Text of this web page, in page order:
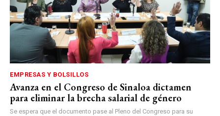
EMPRESAS Y BOLSILLOS
Avanza en el Congreso de Sinaloa dictamen
para eliminar la brecha salarial de género
Se espera que el documento pase al Pleno del Congreso para su